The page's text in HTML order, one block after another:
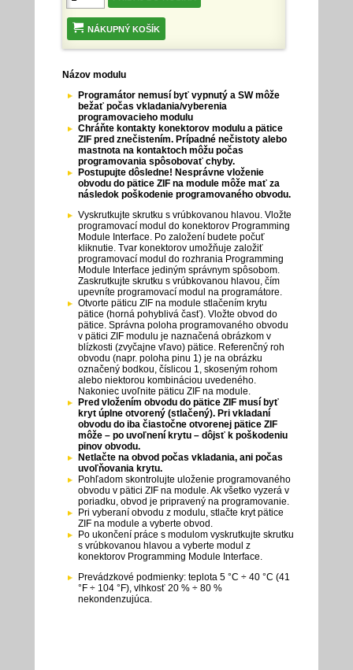
NÁKUPNÝ KOŠÍK
Názov modulu
Programátor nemusí byť vypnutý a SW môže
bežať počas vkladania/vyberenia
programovacieho modulu
Chráňte kontakty konektorov modulu a pätice
ZIF pred znečistením. Prípadné nečistoty alebo
mastnota na kontaktoch môžu počas
programovania spôsobovať chyby.
Postupujte dôsledne! Nesprávne vloženie
obvodu do pätice ZIF na module môže mať za
následok poškodenie programovaného obvodu.
Vyskrutkujte skrutku s vrúbkovanou hlavou. Vložte
programovací modul do konektorov Programming
Module Interface. Po založení budete počuť
kliknutie. Tvar konektorov umožňuje založiť
programovací modul do rozhrania Programming
Module Interface jediným správnym spôsobom.
Zaskrutkujte skrutku s vrúbkovanou hlavou, čím
upevníte programovací modul na programátore.
Otvorte päticu ZIF na module stlačením krytu
pätice (horná pohyblivá časť). Vložte obvod do
pätice. Správna poloha programovaného obvodu
v pätici ZIF modulu je naznačená obrázkom v
blízkosti (zvyčajne vľavo) pätice. Referenčný roh
obvodu (napr. poloha pinu 1) je na obrázku
označený bodkou, číslicou 1, skoseným rohom
alebo niektorou kombináciou uvedeného.
Nakoniec uvoľnite päticu ZIF na module.
Pred vložením obvodu do pätice ZIF musí byť
kryt úplne otvorený (stlačený). Pri vkladaní
obvodu do iba čiastočne otvorenej pätice ZIF
môže – po uvoľnení krytu – dôjsť k poškodeniu
pinov obvodu.
Netlačte na obvod počas vkladania, ani počas
uvoľňovania krytu.
Pohľadom skontrolujte uloženie programovaného
obvodu v pätici ZIF na module. Ak všetko vyzerá v
poriadku, obvod je pripravený na programovanie.
Pri vyberaní obvodu z modulu, stlačte kryt pätice
ZIF na module a vyberte obvod.
Po ukončení práce s modulom vyskrutkujte skrutku
s vrúbkovanou hlavou a vyberte modul z
konektorov Programming Module Interface.
Prevádzkové podmienky: teplota 5 °C ÷ 40 °C (41
°F ÷ 104 °F), vlhkosť 20 % ÷ 80 %
nekondenzujúca.